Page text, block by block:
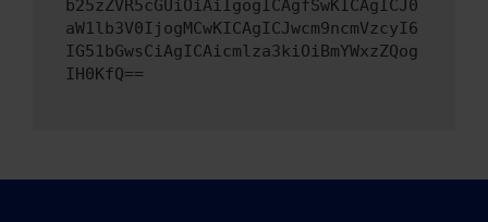
b25zZVR5cGUiOiAiIgogICAgfSwKICAgICJ0
aW1lb3V0IjogMCwKICAgICJwcm9ncmVzcyI6
IG51bGwsCiAgICAicmlza3kiOiBmYWxzZQog
IH0KfQ==